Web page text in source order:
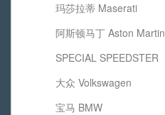
玛莎拉蒂 Maserati
阿斯顿马丁 Aston Martin
SPECIAL SPEEDSTER
大众 Volkswagen
宝马 BMW